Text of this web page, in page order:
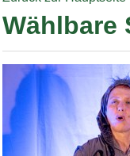
Wählbare